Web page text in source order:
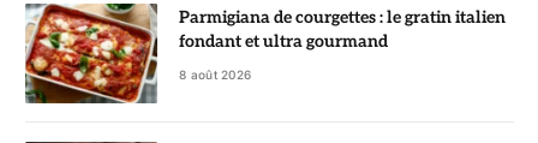
Parmigiana de courgettes : le gratin italien
fondant et ultra gourmand
8 août 2026